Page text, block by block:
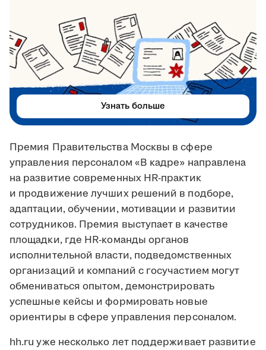
Премия Правительства Москвы в сфере
управления персоналом «В кадре» направлена
на развитие современных HR-практик
и продвижение лучших решений в подборе,
адаптации, обучении, мотивации и развитии
сотрудников. Премия выступает в качестве
площадки, где HR-команды органов
исполнительной власти, подведомственных
организаций и компаний с госучастием могут
обмениваться опытом, демонстрировать
успешные кейсы и формировать новые
ориентиры в сфере управления персоналом.
hh.ru уже несколько лет поддерживает развитие
Узнать больше